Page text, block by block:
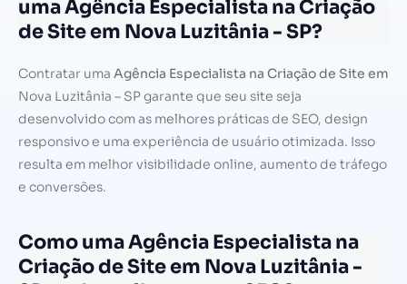
uma Agência Especialista na Criação
de Site em Nova Luzitânia - SP?
Contratar uma Agência Especialista na Criação de Site em
Nova Luzitânia – SP garante que seu site seja
desenvolvido com as melhores práticas de SEO, design
responsivo e uma experiência de usuário otimizada. Isso
resulta em melhor visibilidade online, aumento de tráfego
e conversões.
Como uma Agência Especialista na
Criação de Site em Nova Luzitânia -